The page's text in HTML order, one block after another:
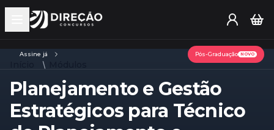
Open main menu
Assine já Pós-Graduação NOVO
Planejamento e Gestão
Estratégicos para Técnico